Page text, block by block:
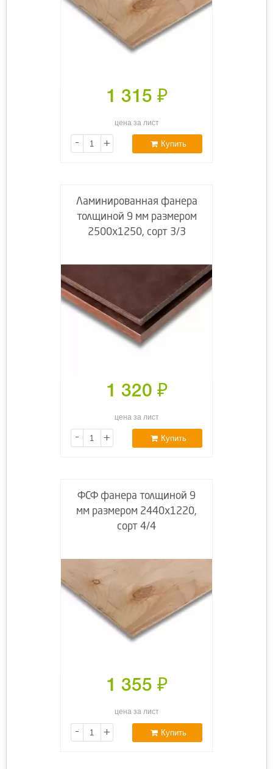
1 315 ₽
цена за лист
- + Купить
Ламинированная фанера
толщиной 9 мм размером
2500х1250, сорт 3/3
1 320 ₽
цена за лист
- + Купить
ФСФ фанера толщиной 9
мм размером 2440х1220,
сорт 4/4
1 355 ₽
цена за лист
- + Купить